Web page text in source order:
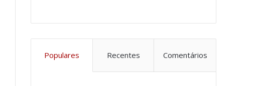
Populares Recentes Comentários